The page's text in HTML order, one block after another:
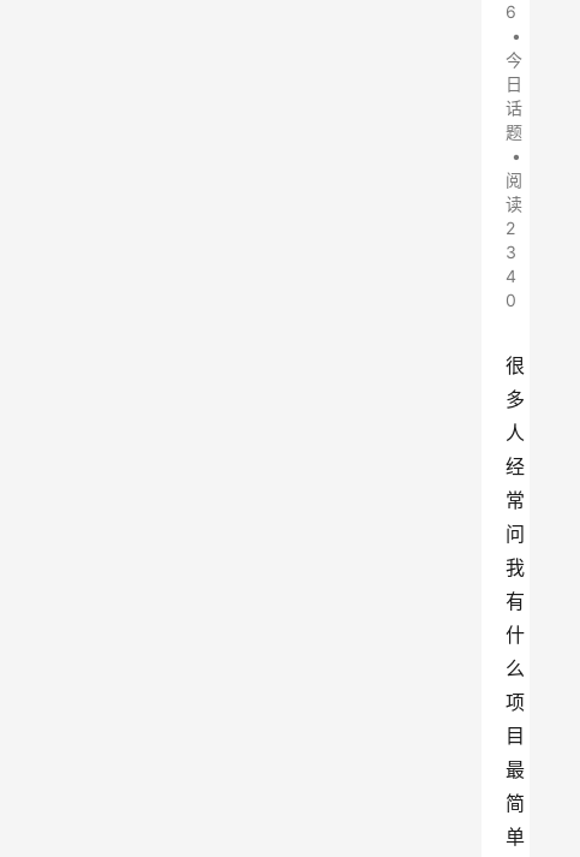
6
•
今
日
话
题
•
阅
读
2
3
4
0
很
多
人
经
常
问
我
有
什
么
项
目
最
简
单